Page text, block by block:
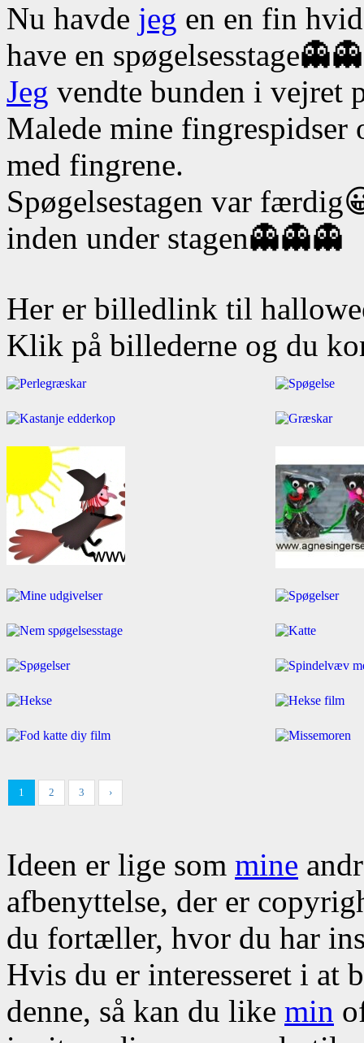
Nu havde jeg en en fin
have en spøgelsesstage👻👻
Jeg vendte bunden i vejret
Malede mine
med fingrene.
Spøgelsestagen var
inden under stagen👻👻👻
Her er billedlink til
Klik på billederne og du
1 2 3 ›
Ideen er lige som mine
afbenyttelse, der er
du fortæller, hvor du har
Hvis du er interesseret i at
denne, så kan du like min